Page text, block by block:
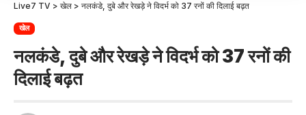
Live7 TV > खेल > नलकंडे, दुबे और रेखड़े ने विदर्भ को 37 रनों की दिलाई बढ़त
खेल
नलकंडे, दुबे और रेखड़े ने विदर्भ को 37 रनों की
दिलाई बढ़त